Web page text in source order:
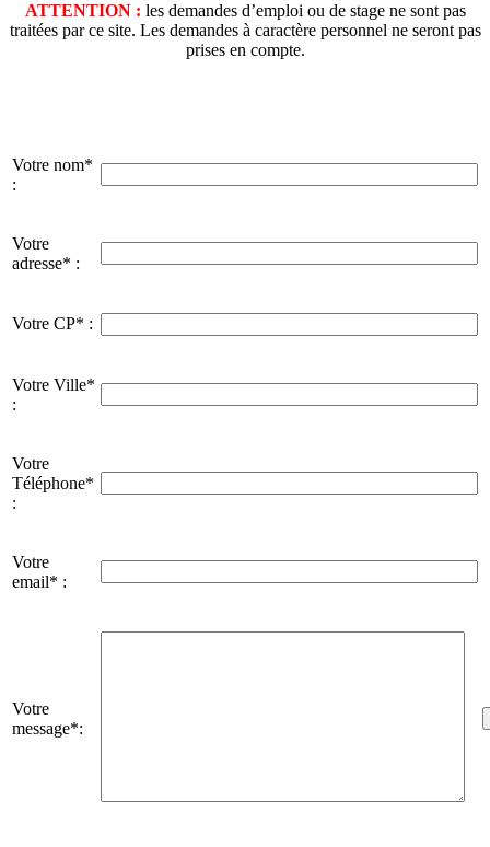
ATTENTION : les demandes d’emploi ou de stage ne sont pas
traitées par ce site. Les demandes à caractère personnel ne seront pas
prises en compte.
Votre nom*
:
Votre
adresse* :
Votre CP* :
Votre Ville*
:
Votre
Téléphone*
:
Votre
email* :
Votre
message*: